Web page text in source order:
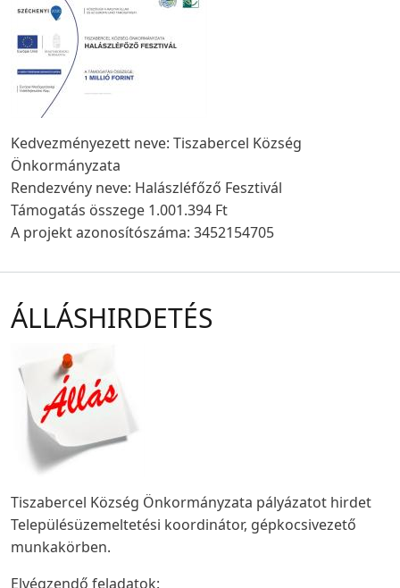
Kedvezményezett neve: Tiszabercel Község
Önkormányzata
Rendezvény neve: Halászléfőző Fesztivál
Támogatás összege 1.001.394 Ft
A projekt azonosítószáma: 3452154705
ÁLLÁSHIRDETÉS
Tiszabercel Község Önkormányzata pályázatot hirdet
Településüzemeltetési koordinátor, gépkocsivezető
munkakörben.
Elvégzendő feladatok: